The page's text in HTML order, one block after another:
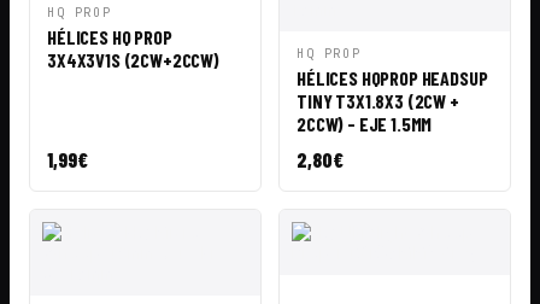
VISTA
RÁPIDA
HQ PROP
HÉLICES HQ PROP
3X4X3V1S (2CW+2CCW)
1,99€
VISTA
RÁPIDA
HQ PROP
HÉLICES HQPROP HEADSUP
TINY T3X1.8X3 (2CW +
2CCW) - EJE 1.5MM
2,80€